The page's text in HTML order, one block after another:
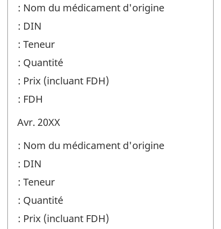
: Nom du médicament d'origine
: DIN
: Teneur
: Quantité
: Prix (incluant FDH)
: FDH
Avr. 20XX
: Nom du médicament d'origine
: DIN
: Teneur
: Quantité
: Prix (incluant FDH)